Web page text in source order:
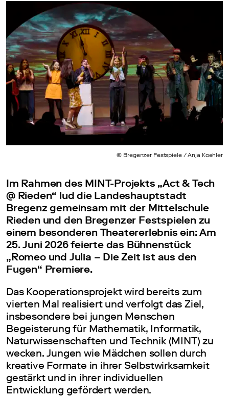
© Bregenzer Festspiele / Anja Koehler
Im Rahmen des MINT-Projekts „Act & Tech
@ Rieden“ lud die Landeshauptstadt
Bregenz gemeinsam mit der Mittelschule
Rieden und den Bregenzer Festspielen zu
einem besonderen Theatererlebnis ein: Am
25. Juni 2026 feierte das Bühnenstück
„Romeo und Julia – Die Zeit ist aus den
Fugen“ Premiere.
Das Kooperationsprojekt wird bereits zum
vierten Mal realisiert und verfolgt das Ziel,
insbesondere bei jungen Menschen
Begeisterung für Mathematik, Informatik,
Naturwissenschaften und Technik (MINT) zu
wecken. Jungen wie Mädchen sollen durch
kreative Formate in ihrer Selbstwirksamkeit
gestärkt und in ihrer individuellen
Entwicklung gefördert werden.